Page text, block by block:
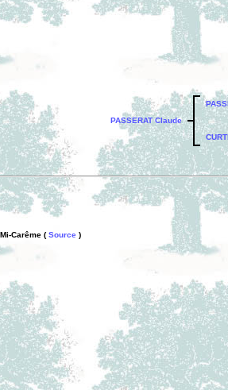
PASSERAT Claude
Carême ( Source )